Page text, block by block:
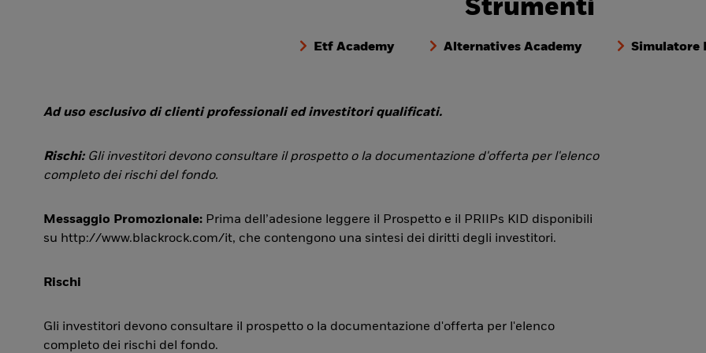
Strumenti
Etf Academy Alternatives Academy Simulatore
Ad uso esclusivo di clienti professionali ed investitori qualificati.
Rischi: Gli investitori devono consultare il prospetto o la documentazione d'offerta per l'elenco
completo dei rischi del fondo.
Messaggio Promozionale: Prima dell’adesione leggere il Prospetto e il PRIIPs KID disponibili
su http://www.blackrock.com/it, che contengono una sintesi dei diritti degli investitori.
Rischi
Gli investitori devono consultare il prospetto o la documentazione d'offerta per l'elenco
completo dei rischi del fondo.